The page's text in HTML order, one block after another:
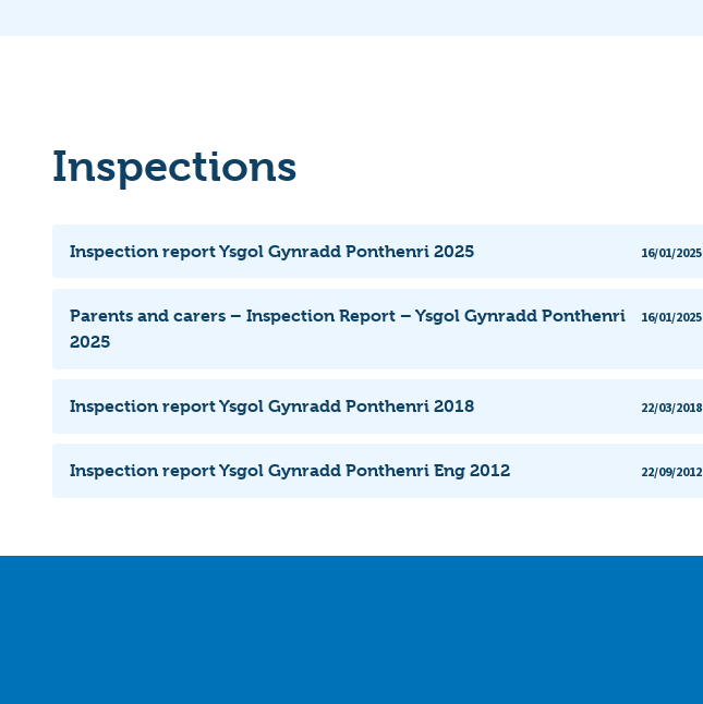
Inspections
Inspection report Ysgol Gynradd Ponthenri 2025 16/01/2025
Parents and carers – Inspection Report – Ysgol Gynradd Ponthenri
2025
16/01/2025
Inspection report Ysgol Gynradd Ponthenri 2018 22/03/2018
Inspection report Ysgol Gynradd Ponthenri Eng 2012 22/09/2012